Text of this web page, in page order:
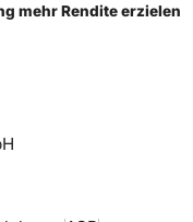
mehr Rendite erzielen